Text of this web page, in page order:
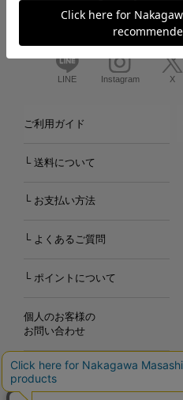
LINE Instagram X
ご利用ガイド
└ 送料について
└ お支払い方法
└ よくあるご質問
└ ポイントについて
個人のお客様の
お問い合わせ